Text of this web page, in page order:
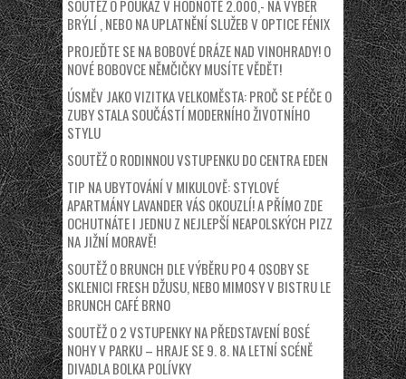
SOUTĚŽ O POUKAZ V HODNOTĚ 2.000,- NA VÝBĚR
BRÝLÍ , NEBO NA UPLATNĚNÍ SLUŽEB V OPTICE FÉNIX
PROJEĎTE SE NA BOBOVÉ DRÁZE NAD VINOHRADY! O
NOVÉ BOBOVCE NĚMČIČKY MUSÍTE VĚDĚT!
ÚSMĚV JAKO VIZITKA VELKOMĚSTA: PROČ SE PÉČE O
ZUBY STALA SOUČÁSTÍ MODERNÍHO ŽIVOTNÍHO
STYLU
SOUTĚŽ O RODINNOU VSTUPENKU DO CENTRA EDEN
TIP NA UBYTOVÁNÍ V MIKULOVĚ: STYLOVÉ
APARTMÁNY LAVANDER VÁS OKOUZLÍ! A PŘÍMO ZDE
OCHUTNÁTE I JEDNU Z NEJLEPŠÍ NEAPOLSKÝCH PIZZ
NA JIŽNÍ MORAVĚ!
SOUTĚŽ O BRUNCH DLE VÝBĚRU PO 4 OSOBY SE
SKLENICI FRESH DŽUSU, NEBO MIMOSY V BISTRU LE
BRUNCH CAFÉ BRNO
SOUTĚŽ O 2 VSTUPENKY NA PŘEDSTAVENÍ BOSÉ
NOHY V PARKU – HRAJE SE 9. 8. NA LETNÍ SCÉNĚ
DIVADLA BOLKA POLÍVKY